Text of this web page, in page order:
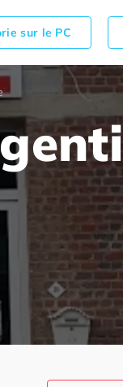
sur le PC